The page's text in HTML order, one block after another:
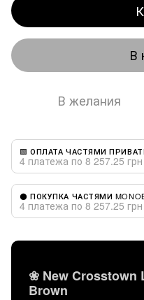
В
В желания
🟩 ОПЛАТА ЧАСТЯМИ
4 платежа по 8 257.25 грн
⚫ ПОКУПКА ЧАСТЯМИ
4 платежа по 8 257.25 грн
❀ New Crosstown
Brown